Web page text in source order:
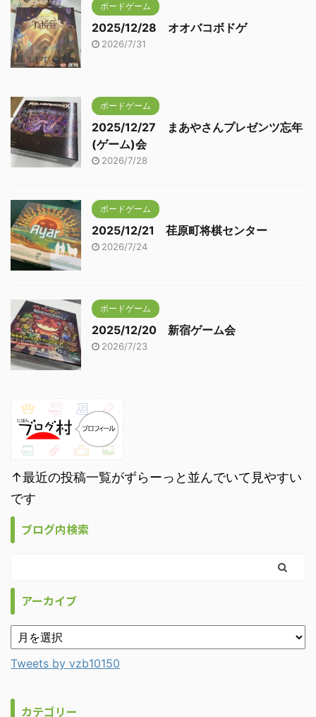
ボードゲーム
2025/12/28 オオバコボドゲ
2026/7/31
ボードゲーム
2025/12/27 まあやさんプレゼンツ忘年
(ゲーム)会
2026/7/28
ボードゲーム
2025/12/21 荏原町将棋センター
2026/7/24
ボードゲーム
2025/12/20 新宿ゲーム会
2026/7/23
↑最近の投稿一覧がずらーっと並んでいて見やすい
です
ブログ内検索
アーカイブ
Tweets by vzb10150
カテゴリー